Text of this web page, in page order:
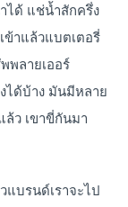
ได้ แช่น้ำสักครึ่ง
ข้าแล้วแบตเตอรี่
พลายเออร์
ได้บ้าง มันมีหลาย
ล้ว เขาขี่กันมา
แบรนด์เราจะไป